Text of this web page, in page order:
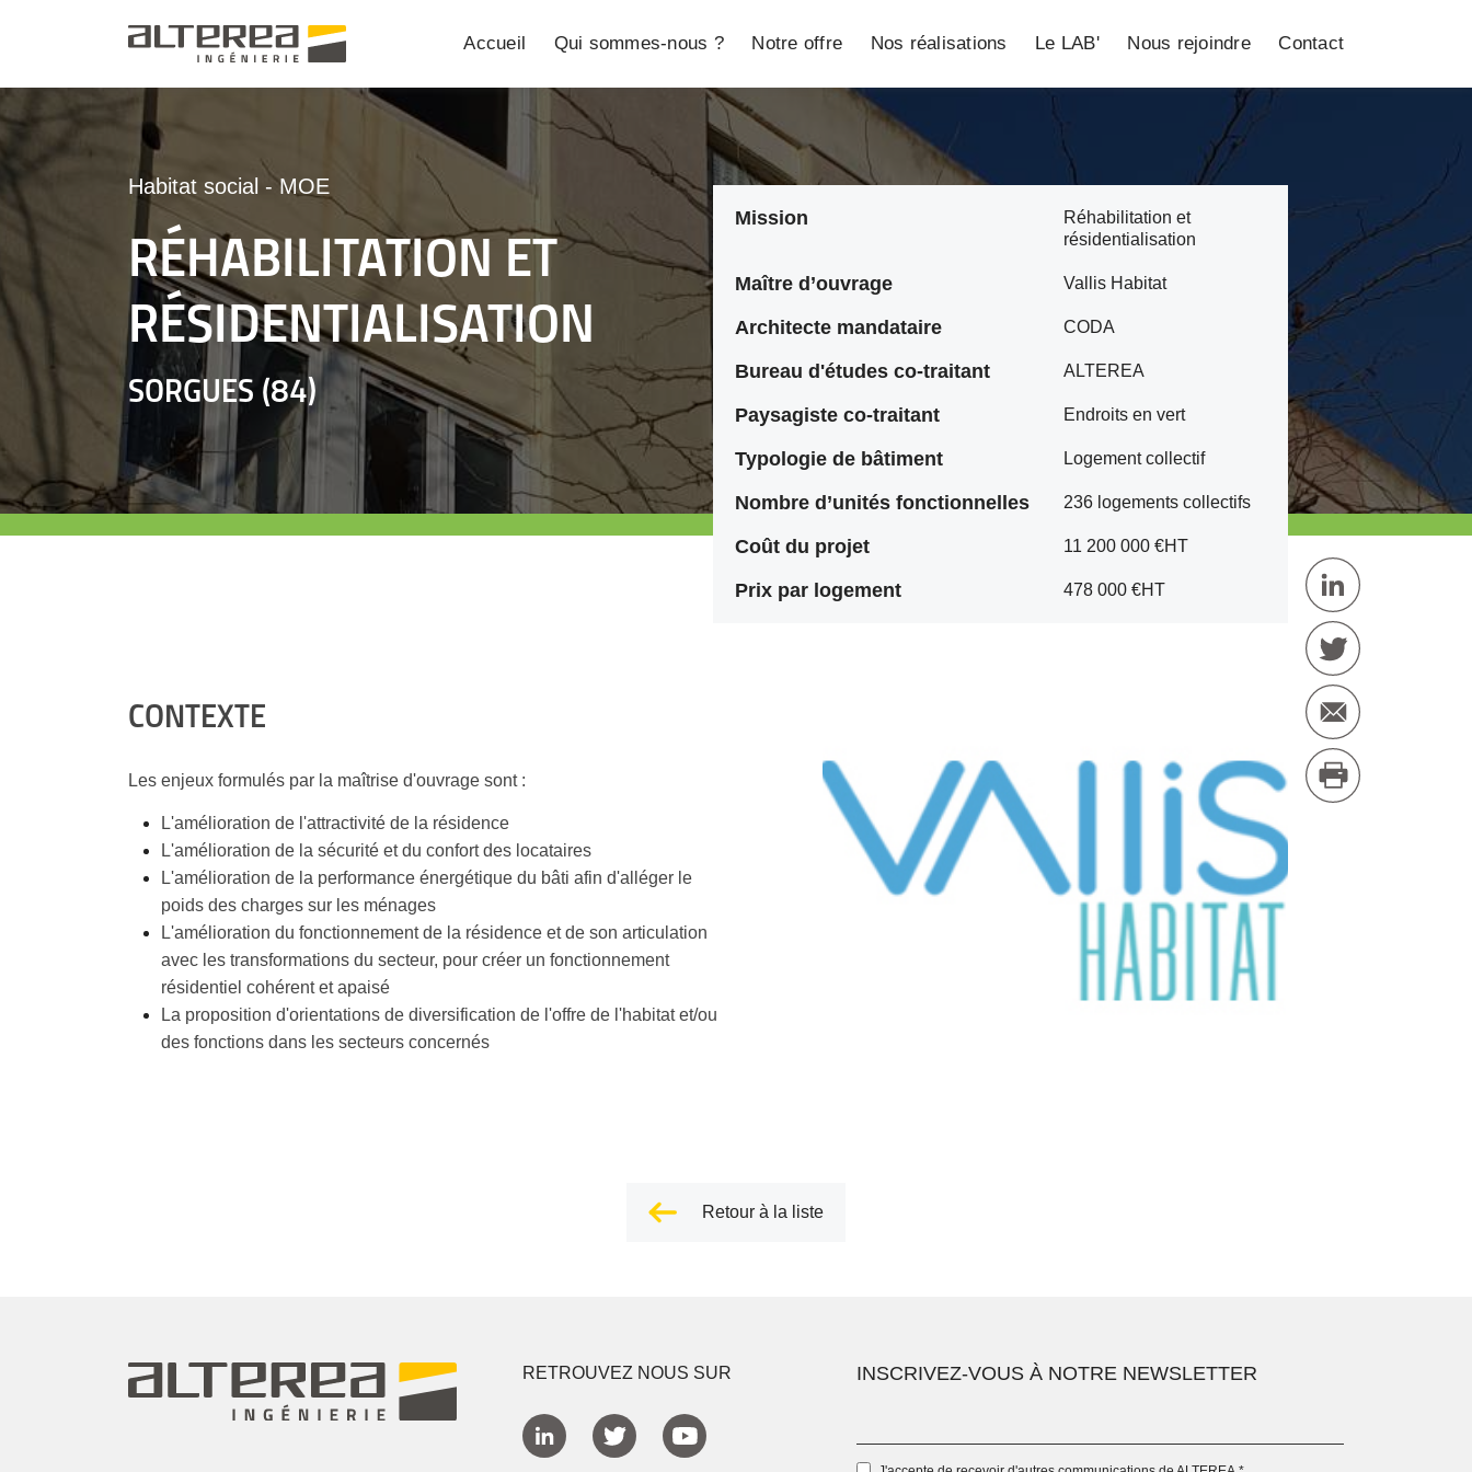
Accueil Qui sommes-nous ? Notre offre Nos réalisations Le LAB' Nous rejoindre Contact
Habitat social -MOE
RÉHABILITATION ET
RÉSIDENTIALISATION
SORGUES (84)
Mission
Réhabilitation et
résidentialisation
Maître d’ouvrage Vallis Habitat
Architecte mandataire CODA
Bureau d'études co-traitant ALTEREA
Paysagiste co-traitant Endroits en vert
Typologie de bâtiment Logement collectif
Nombre d’unités fonctionnelles 236 logements collectifs
Coût du projet 11 200 000 €HT
Prix par logement 478 000 €HT
CONTEXTE
Les enjeux formulés par la maîtrise d'ouvrage sont :
L'amélioration de l'attractivité de la résidence
L'amélioration de la sécurité et du confort des locataires
L'amélioration de la performance énergétique du bâti afin d'alléger le
poids des charges sur les ménages
L'amélioration du fonctionnement de la résidence et de son articulation
avec les transformations du secteur, pour créer un fonctionnement
résidentiel cohérent et apaisé
La proposition d'orientations de diversification de l'offre de l'habitat et/ou
des fonctions dans les secteurs concernés
Retour à la liste
RETROUVEZ NOUS SUR INSCRIVEZ-VOUS À NOTRE NEWSLETTER